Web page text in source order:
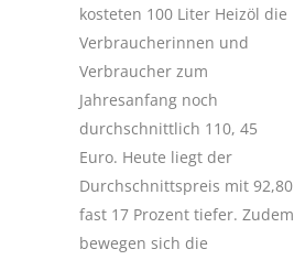
kosteten 100 Liter Heizöl die
Verbraucherinnen und
Verbraucher zum
Jahresanfang noch
durchschnittlich 110, 45
Euro. Heute liegt der
Durchschnittspreis mit 92,80
fast 17 Prozent tiefer. Zudem
bewegen sich die